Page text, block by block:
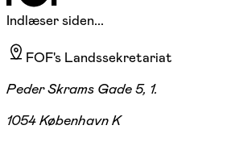
Indlæser siden...
FOF's Landssekretariat
Peder Skrams Gade 5, 1.
1054 København K